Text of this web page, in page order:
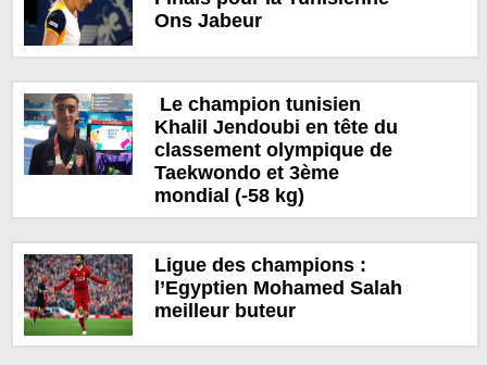
Ons Jabeur
Le champion tunisien
Khalil Jendoubi en tête du
classement olympique de
Taekwondo et 3ème
mondial (-58 kg)
Ligue des champions :
l’Egyptien Mohamed Salah
meilleur buteur